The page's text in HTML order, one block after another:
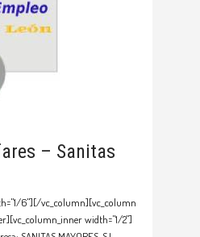
– Sanitas
6"][/vc_column][vc_column
width="1/2"]